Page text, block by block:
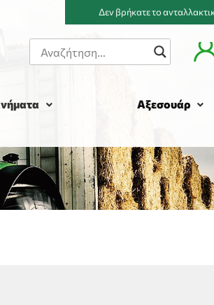
Δεν βρήκατε το
Αξεσουάρ